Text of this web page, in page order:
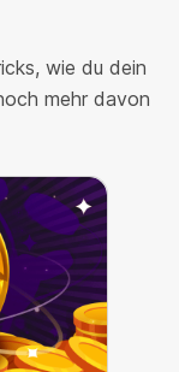
wie du dein
mehr davon